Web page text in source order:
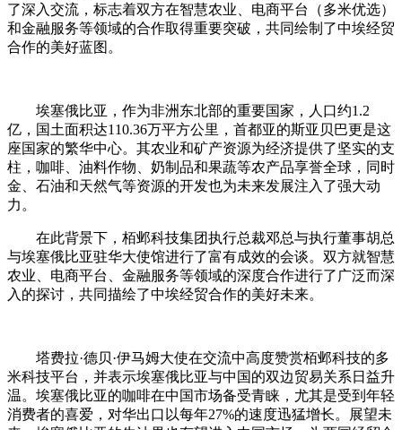
了深入交流，标志着双方在智慧农业、电商平台（多米优选）
和金融服务等领域的合作取得重要突破，共同绘制了中埃经贸
合作的美好蓝图。
埃塞俄比亚，作为非洲东北部的重要国家，人口约1.2
亿，国土面积达110.36万平方公里，首都亚的斯亚贝巴更是这
座国家的繁华中心。其农业和矿产资源为经济提供了坚实的支
柱，咖啡、油料作物、奶制品和果蔬等农产品享誉全球，同时
金、石油和天然气等资源的开发也为未来发展注入了强大动
力。
在此背景下，栢邺科技集团执行总裁邓总与执行董事胡总
与埃塞俄比亚驻华大使馆进行了富有成效的会谈。双方就智慧
农业、电商平台、金融服务等领域的深度合作进行了广泛而深
入的探讨，共同描绘了中埃经贸合作的美好未来。
塔费拉·德贝·伊马姆大使在交流中高度赞赏栢邺科技的多
米科技平台，并表示埃塞俄比亚与中国的双边贸易关系日益升
温。埃塞俄比亚的咖啡在中国市场备受青睐，尤其是受到年轻
消费者的喜爱，对华出口以每年27%的速度迅猛增长。展望未